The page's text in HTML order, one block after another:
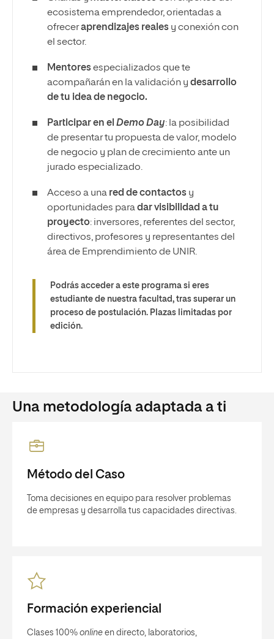
ecosistema emprendedor, orientadas a
ofreceraprendizajes reales y conexión con
el sector.
Mentoresespecializados que te
acompañarán en la validación y desarrollo
de tu idea de negocio.
Participar en el Demo Day: la posibilidad
de presentar tu propuesta de valor, modelo
de negocio y plan de crecimiento ante un
jurado especializado.
Acceso a una red de contactos y
oportunidades paradar visibilidad a tu
proyecto: inversores, referentes del sector,
directivos, profesores y representantes del
área de Emprendimiento de UNIR.
Podrás acceder a este programa si eres
estudiante de nuestra facultad, tras superar un
proceso de postulación. Plazas limitadas por
edición.
Una metodología adaptada a ti
Método del Caso
Toma decisiones en equipo para resolver problemas
de empresas y desarrolla tus capacidades directivas.
Formación experiencial
Clases 100% online en directo, laboratorios,